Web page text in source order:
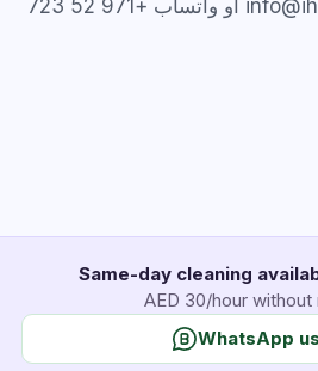
أو واتساب
+971 52 723
Same-day cleaning
AED 30/hour without
WhatsApp